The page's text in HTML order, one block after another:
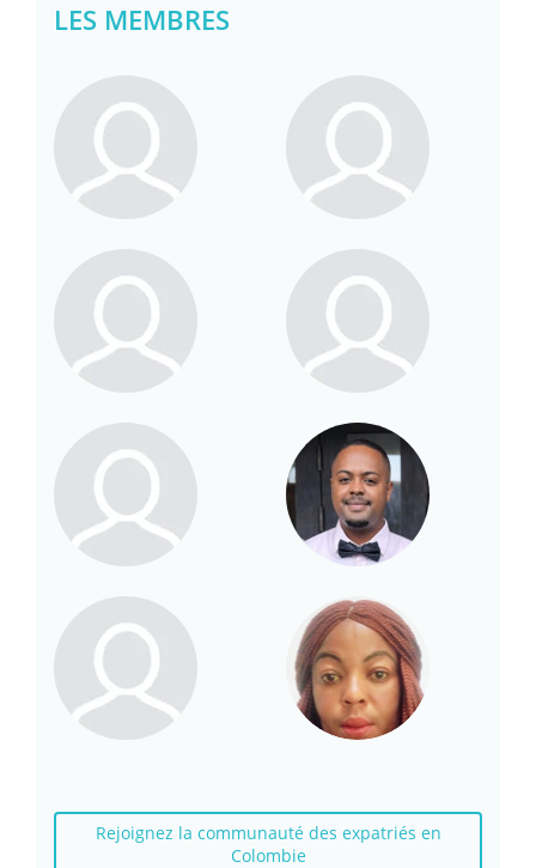
LES MEMBRES
Rejoignez la communauté des expatriés en
Colombie